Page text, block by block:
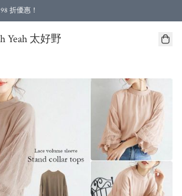
折優惠！
優惠！
Yeah 太好野